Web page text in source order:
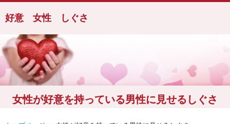
好意 女性 しぐさ
女性が好意を持っている男性に見せるしぐさ